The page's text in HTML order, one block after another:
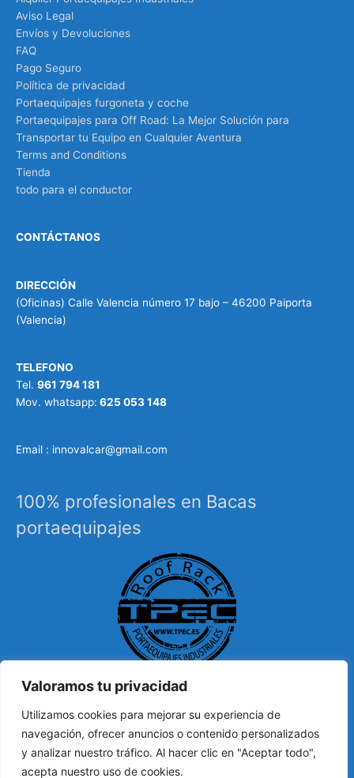
Valoramos tu privacidad
Utilizamos cookies para mejorar su experiencia de
navegación, ofrecer anuncios o contenido personalizados
y analizar nuestro tráfico. Al hacer clic en "Aceptar todo",
acepta nuestro uso de cookies.
Aviso Legal
Envíos y Devoluciones
FAQ
Pago Seguro
Política de privacidad
Portaequipajes furgoneta y coche
Portaequipajes para Off Road: La Mejor Solución para
Transportar tu Equipo en Cualquier Aventura
Terms and Conditions
Tienda
todo para el conductor
CONTÁCTANOS
DIRECCIÓN
(Oficinas) Calle Valencia número 17 bajo – 46200 Paiporta
(Valencia)
TELEFONO
Tel. 961 794 181
Mov. whatsapp: 625 053 148
Email : innovalcar@gmail.com
100% profesionales en Bacas
portaequipajes
industriales, barras de techo, carrocería, etc…